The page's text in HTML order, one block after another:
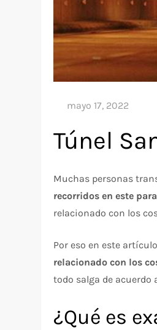
Túnel
Muchas personas
recorridos en este
relacionado con los
Por eso en este
relacionado con los
todo salga de acuerdo
¿Qué es